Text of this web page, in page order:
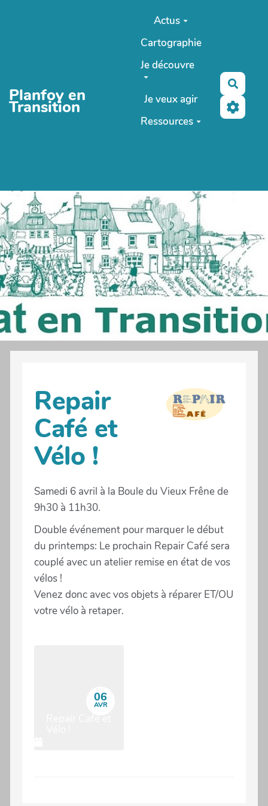
Planfoy en
Transition
Actus
Cartographie
Je découvre
Je veux agir
Ressources
Repair
Café et
Vélo !
Samedi 6 avril à la Boule du Vieux Frêne de
9h30 à 11h30.
Double événement pour marquer le début
du printemps: Le prochain Repair Café sera
couplé avec un atelier remise en état de vos
vélos !
Venez donc avec vos objets à réparer ET/OU
votre vélo à retaper.
06
AVR